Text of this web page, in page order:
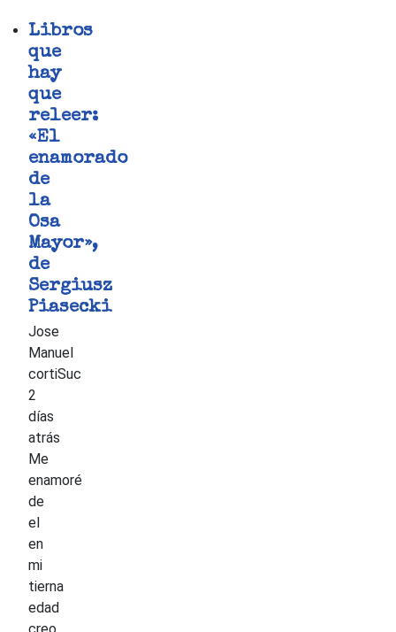
Libros
que
hay
que
releer:
«El
enamorado
de
la
Osa
Mayor»,
de
Sergiusz
Piasecki
Jose
Manuel
cortiSuc
2
días
atrás
Me
enamoré
de
el
en
mi
tierna
edad
creo